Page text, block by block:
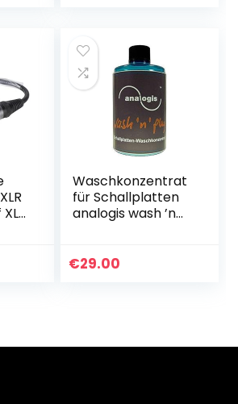
Waschkonzentrat
für Schallplatten
analogis wash ’n
€29.00